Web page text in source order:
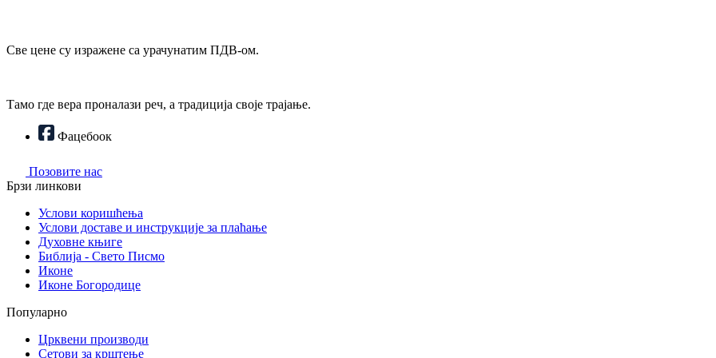
Све цене су изражене са урачунатим ПДВ-ом.
Тамо где вера проналази реч, а традиција своје трајање.
Фацебоок
Позовите нас
Брзи линкови
Услови коришћења
Услови доставе и инструкције за плаћање
Духовне књиге
Библија - Свето Писмо
Иконе
Иконе Богородице
Популарно
Црквени производи
Сетови за крштење